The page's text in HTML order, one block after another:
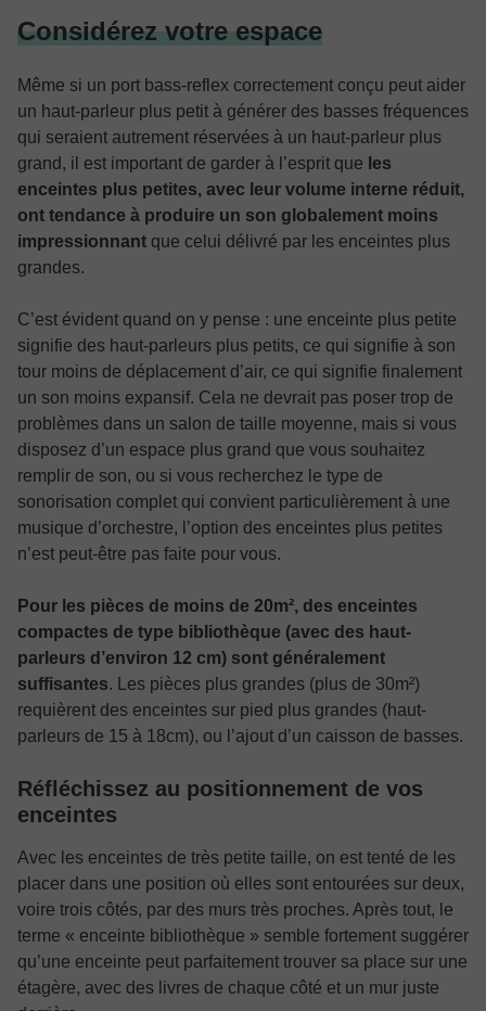
Considérez votre espace
Même si un port bass-reflex correctement conçu peut aider
un haut-parleur plus petit à générer des basses fréquences
qui seraient autrement réservées à un haut-parleur plus
grand, il est important de garder à l’esprit que les
enceintes plus petites, avec leur volume interne réduit,
ont tendance à produire un son globalement moins
impressionnant que celui délivré par les enceintes plus
grandes.
C’est évident quand on y pense : une enceinte plus petite
signifie des haut-parleurs plus petits, ce qui signifie à son
tour moins de déplacement d’air, ce qui signifie finalement
un son moins expansif. Cela ne devrait pas poser trop de
problèmes dans un salon de taille moyenne, mais si vous
disposez d’un espace plus grand que vous souhaitez
remplir de son, ou si vous recherchez le type de
sonorisation complet qui convient particulièrement à une
musique d’orchestre, l’option des enceintes plus petites
n’est peut-être pas faite pour vous.
Pour les pièces de moins de 20m², des enceintes
compactes de type bibliothèque (avec des haut-
parleurs d’environ 12 cm) sont généralement
suffisantes. Les pièces plus grandes (plus de 30m²)
requièrent des enceintes sur pied plus grandes (haut-
parleurs de 15 à 18cm), ou l’ajout d’un caisson de basses.
Réfléchissez au positionnement de vos
enceintes
Avec les enceintes de très petite taille, on est tenté de les
placer dans une position où elles sont entourées sur deux,
voire trois côtés, par des murs très proches. Après tout, le
terme « enceinte bibliothèque » semble fortement suggérer
qu’une enceinte peut parfaitement trouver sa place sur une
étagère, avec des livres de chaque côté et un mur juste